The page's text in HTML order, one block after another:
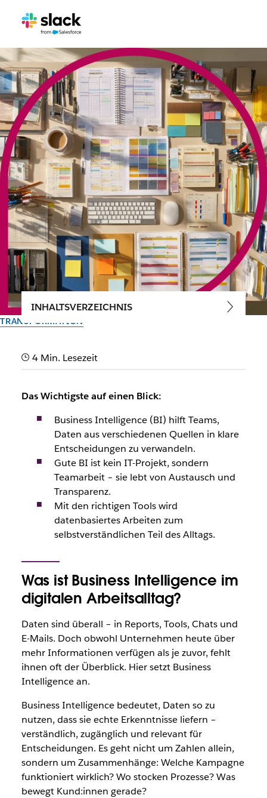
TRANSFORMATION
Business Intelligence für
clever nutzen
Vom Slack-Team
1. Dezember 2025
INHALTSVERZEICHNIS
4 Min. Lesezeit
Das Wichtigste auf einen Blick:
Business Intelligence (BI) hilft Teams,
Daten aus verschiedenen Quellen in klare
Entscheidungen zu verwandeln.
Gute BI ist kein IT-Projekt, sondern
Teamarbeit – sie lebt von Austausch und
Transparenz.
Mit den richtigen Tools wird
datenbasiertes Arbeiten zum
selbstverständlichen Teil des Alltags.
Was ist Business Intelligence im
digitalen Arbeitsalltag?
Daten sind überall – in Reports, Tools, Chats und
E-Mails. Doch obwohl Unternehmen heute über
mehr Informationen verfügen als je zuvor, fehlt
ihnen oft der Überblick. Hier setzt Business
Intelligence an.
Business Intelligence bedeutet, Daten so zu
nutzen, dass sie echte Erkenntnisse liefern –
verständlich, zugänglich und relevant für
Entscheidungen. Es geht nicht um Zahlen allein,
sondern um Zusammenhänge: Welche Kampagne
funktioniert wirklich? Wo stocken Prozesse? Was
bewegt Kund:innen gerade?